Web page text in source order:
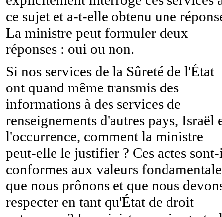
ce sujet et a-t-elle obtenu une
La ministre peut formuler deux
réponses : oui ou non.
Si nos services de la Sûreté de l'État
ont quand même transmis des
informations à des services de
renseignements d'autres pays, Israël
l'occurrence, comment la ministre
peut-elle le justifier ? Ces actes
conformes aux valeurs
que nous prônons et que nous
respecter en tant qu'État de droit